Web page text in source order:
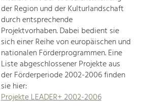
Development
within
our
region
is
extremely
diverse.
Which
der Region und der Kulturlandschaft
durch entsprechende
Projektvorhaben. Dabei bedient sie
sich einer Reihe von europäischen und
nationalen Förderprogrammen. Eine
Liste abgeschlossener Projekte aus
der Förderperiode 2002-2006 finden
sie hier:
Projekte LEADER+ 2002-2006